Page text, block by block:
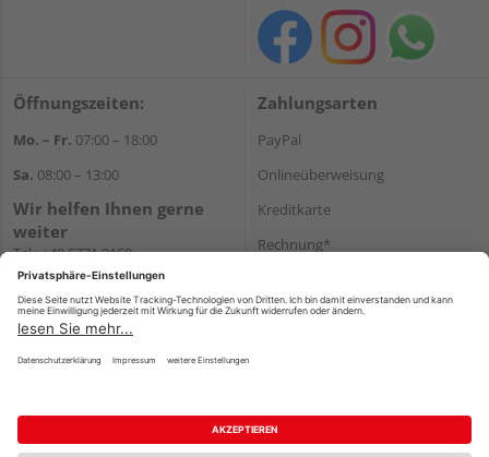
Öffnungszeiten:
Mo. – Fr. 07:00 – 18:00
Sa. 08:00 – 13:00
Wir helfen Ihnen gerne
weiter
Tel.:+49 5771 9150
E-Mail:info@holz-hassfeld.de
WhatsApp
Zahlungsarten
PayPal
Onlineüberweisung
Kreditkarte
Rechnung*
Versand
Impressum AGB Widerruf
Datenschutz
Reservierungsbedingungen
Vertrag widerrufen